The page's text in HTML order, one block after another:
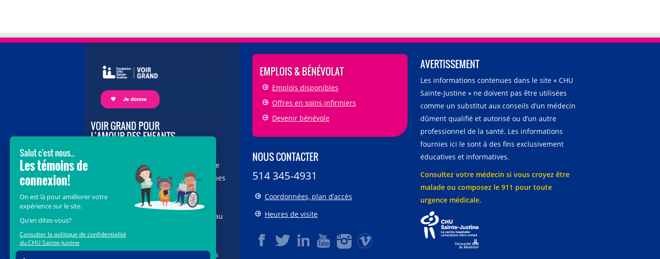
VOIR GRAND POUR
L’AMOUR DES ENFANTS
vous au cœur de la campagne majeure
Voir Grand, nous conduisons les équipes
soignantes vers les opportunités de la
science et des nouvelles technologies
pour que chaque enfant, où qu’il soit au
Justine. Ensemble, unissons nos forces
EMPLOIS & BÉNÉVOLAT
Emplois disponibles
Offres en soins infirmiers
Devenir bénévole
NOUS CONTACTER
514 345-4931
Coordonnées, plan d’accès
Heures de visite
AVERTISSEMENT
Les informations contenues dans le site « CHU
Sainte-Justine » ne doivent pas être utilisées
comme un substitut aux conseils d’un médecin
dûment qualifié et autorisé ou d’un autre
professionnel de la santé. Les informations
fournies ici le sont à des fins exclusivement
éducatives et informatives.
Consultez votre médecin si vous croyez être
malade ou composez le 911 pour toute
urgence médicale.